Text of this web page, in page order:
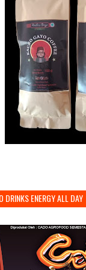
DRINKS ENERGY ALL DAY